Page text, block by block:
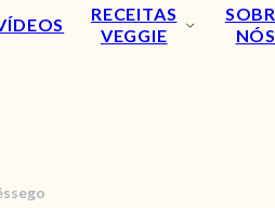
RECEITAS
VEGGIE
NÓS
RECEITAS